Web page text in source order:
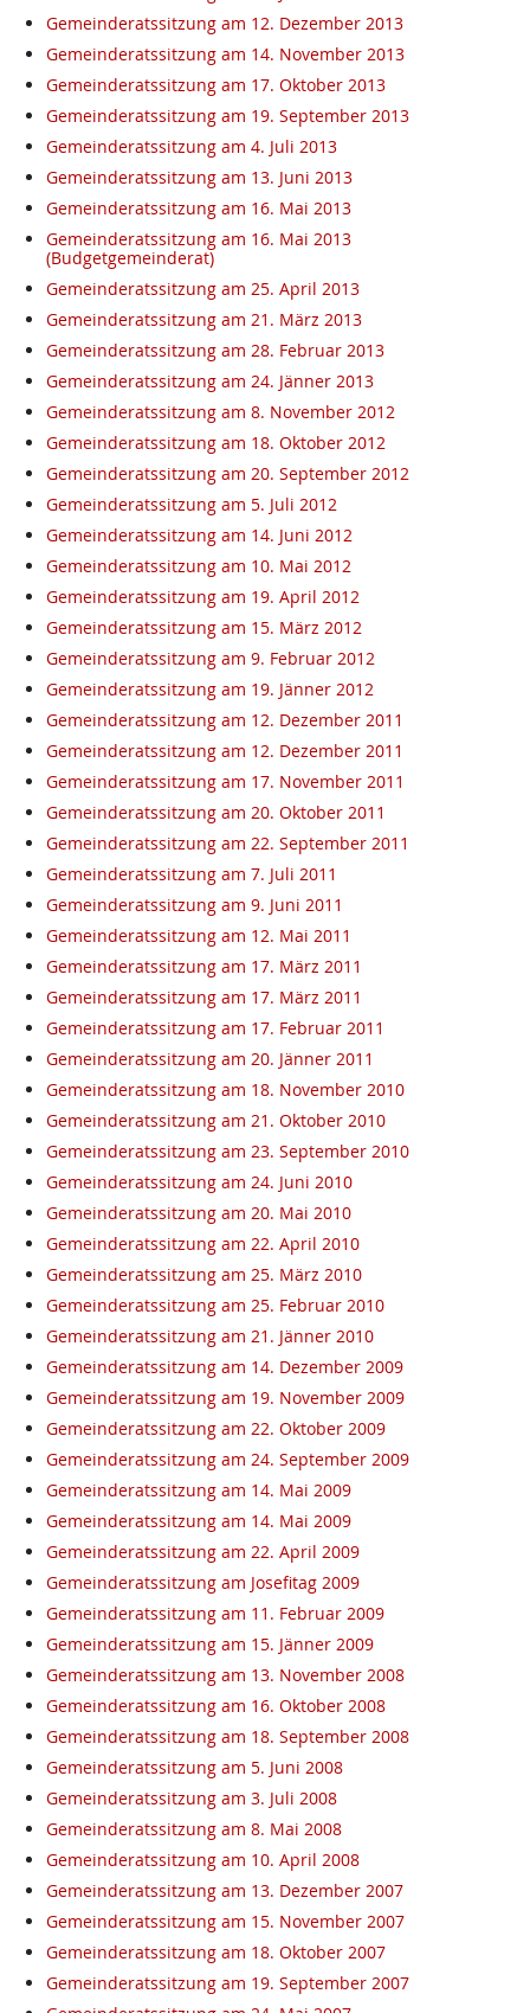
Gemeinderatssitzung am 12. Dezember 2013
Gemeinderatssitzung am 14. November 2013
Gemeinderatssitzung am 17. Oktober 2013
Gemeinderatssitzung am 19. September 2013
Gemeinderatssitzung am 4. Juli 2013
Gemeinderatssitzung am 13. Juni 2013
Gemeinderatssitzung am 16. Mai 2013
Gemeinderatssitzung am 16. Mai 2013
(Budgetgemeinderat)
Gemeinderatssitzung am 25. April 2013
Gemeinderatssitzung am 21. März 2013
Gemeinderatssitzung am 28. Februar 2013
Gemeinderatssitzung am 24. Jänner 2013
Gemeinderatssitzung am 8. November 2012
Gemeinderatssitzung am 18. Oktober 2012
Gemeinderatssitzung am 20. September 2012
Gemeinderatssitzung am 5. Juli 2012
Gemeinderatssitzung am 14. Juni 2012
Gemeinderatssitzung am 10. Mai 2012
Gemeinderatssitzung am 19. April 2012
Gemeinderatssitzung am 15. März 2012
Gemeinderatssitzung am 9. Februar 2012
Gemeinderatssitzung am 19. Jänner 2012
Gemeinderatssitzung am 12. Dezember 2011
Gemeinderatssitzung am 12. Dezember 2011
Gemeinderatssitzung am 17. November 2011
Gemeinderatssitzung am 20. Oktober 2011
Gemeinderatssitzung am 22. September 2011
Gemeinderatssitzung am 7. Juli 2011
Gemeinderatssitzung am 9. Juni 2011
Gemeinderatssitzung am 12. Mai 2011
Gemeinderatssitzung am 17. März 2011
Gemeinderatssitzung am 17. März 2011
Gemeinderatssitzung am 17. Februar 2011
Gemeinderatssitzung am 20. Jänner 2011
Gemeinderatssitzung am 18. November 2010
Gemeinderatssitzung am 21. Oktober 2010
Gemeinderatssitzung am 23. September 2010
Gemeinderatssitzung am 24. Juni 2010
Gemeinderatssitzung am 20. Mai 2010
Gemeinderatssitzung am 22. April 2010
Gemeinderatssitzung am 25. März 2010
Gemeinderatssitzung am 25. Februar 2010
Gemeinderatssitzung am 21. Jänner 2010
Gemeinderatssitzung am 14. Dezember 2009
Gemeinderatssitzung am 19. November 2009
Gemeinderatssitzung am 22. Oktober 2009
Gemeinderatssitzung am 24. September 2009
Gemeinderatssitzung am 14. Mai 2009
Gemeinderatssitzung am 14. Mai 2009
Gemeinderatssitzung am 22. April 2009
Gemeinderatssitzung am Josefitag 2009
Gemeinderatssitzung am 11. Februar 2009
Gemeinderatssitzung am 15. Jänner 2009
Gemeinderatssitzung am 13. November 2008
Gemeinderatssitzung am 16. Oktober 2008
Gemeinderatssitzung am 18. September 2008
Gemeinderatssitzung am 5. Juni 2008
Gemeinderatssitzung am 3. Juli 2008
Gemeinderatssitzung am 8. Mai 2008
Gemeinderatssitzung am 10. April 2008
Gemeinderatssitzung am 13. Dezember 2007
Gemeinderatssitzung am 15. November 2007
Gemeinderatssitzung am 18. Oktober 2007
Gemeinderatssitzung am 19. September 2007